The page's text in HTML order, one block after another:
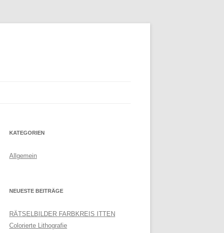
KATEGORIEN
Allgemein
NEUESTE BEITRÄGE
RÄTSELBILDER FARBKREIS ITTEN
Colorierte Lithografie